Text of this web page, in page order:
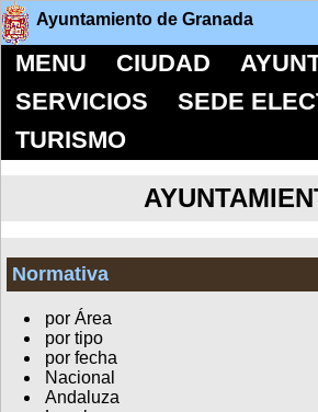
Ayuntamiento de Granada
MENU CIUDAD
SERVICIOS
SEDE
TURISMO
Normativa
por Área
por tipo
por fecha
Nacional
Andaluza